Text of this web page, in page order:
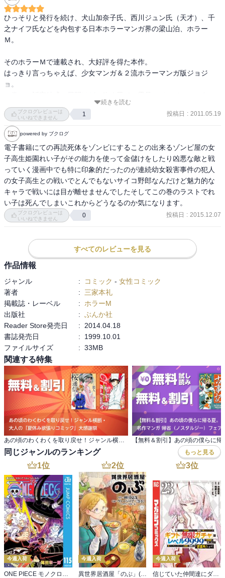
ひっそりと発行を続け、犬山加奈子氏、西川ジュン氏（天才）、千
之ナイフ氏などを内包する日本ホラーマンガ界の梁山泊、ホラー
Ｍ。
そのホラーＭで連載され、大好評を得た本作。
はっきり言っちゃえば、少女マンガ＆２流ホラーマンガ版ジョジ
ョ。
ドをパクリだす展開には閉口ものだが、特筆すべきはその展開具
合。
加減をしらないのか、ホラー雑誌という紙上がそうさせるのか、も
うジョジョの比ではないくらいにバッタバッタと死ぬ主要人物。
どんなに緊迫した展開でも飛び出る、ちょっとズレてる笑えないギ
ャグ。どんどんアマゾネス化していく女性キャラ。
かんぜんにチグハグなバランスでどんどん突き進んでいく本作だ
が、しっかりと見せ場や伏線も存在しており、全１１巻、多少のダ
レはあってもノンストップで読破できる快作。
魔王サタンよ！！
続きを読む
ブクログレビューは
いいねできません
1 投稿日 : 2011.05.19
powered by ブクログ
電子書籍にての再読死体をゾンビにすることの出来るゾンビ屋の女
子高生姫園れい子がその能力を使って金儲けをしたり凶悪な敵と戦
っていく漫画中でも特に印象的だったのが連続幼女殺害事件の犯人
の女子高生との戦いでとんでもないサイコ野郎なんだけど魅力的な
キャラで戦いには目が離せませんでしたそしてこの巻のラストでれ
い子は死んでしまいこれからどうなるのか気になります。
ブクログレビューは
いいねできません
0 投稿日 : 2015.12.07
すべてのレビューを見る
作品情報
ジャンル : コミック - 女性コミック
著者
:
三家本礼
掲載誌・レーベル
:
ホラーM
出版社
: ぶんか社
Reader Store発売日
:
2014.04.18
書誌発売日
:
1999.10.01
ファイルサイズ
: 33MB
関連する特集
あの頃のわくわくを取り戻せ！ジャンル横断・ 大人の「夏休み欲張りコミック」大感謝祭
同じジャンルのランキング もっと見る
1位
今週入荷
ONE PIECE モノクロ版 115
2位
今週入荷
異世界居酒屋「のぶ」(22)
3位
今週入荷
信じていた仲間達にダンジョン奥地で殺されかけたがギフト『無限ガチャ』でレベル９９９９の仲間達を手に入れて元パーティーメンバーと世界に復讐＆『ざまぁ！』します！（２３）